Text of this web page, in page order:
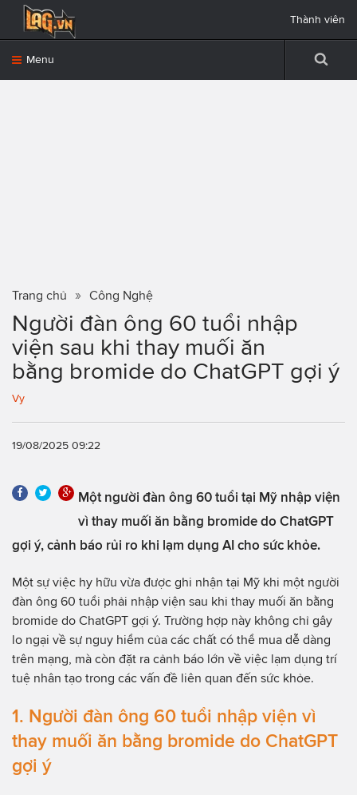
Menu
Thành viên
Trang chủ Công Nghệ
Người đàn ông 60 tuổi nhập
viện sau khi thay muối ăn
bằng bromide do ChatGPT gợi ý
Vy
19/08/2025 09:22
Một người đàn ông 60 tuổi tại Mỹ nhập viện
vì thay muối ăn bằng bromide do ChatGPT
gợi ý, cảnh báo rủi ro khi lạm dụng AI cho sức khỏe.
Một sự việc hy hữu vừa được ghi nhận tại Mỹ khi một người
đàn ông 60 tuổi phải nhập viện sau khi thay muối ăn bằng
bromide do ChatGPT gợi ý. Trường hợp này không chỉ gây
lo ngại về sự nguy hiểm của các chất có thể mua dễ dàng
trên mạng, mà còn đặt ra cảnh báo lớn về việc lạm dụng trí
tuệ nhân tạo trong các vấn đề liên quan đến sức khỏe.
1. Người đàn ông 60 tuổi nhập viện vì
thay muối ăn bằng bromide do ChatGPT
gợi ý